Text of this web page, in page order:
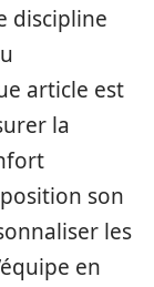
discipline
article est
la
son
les
en